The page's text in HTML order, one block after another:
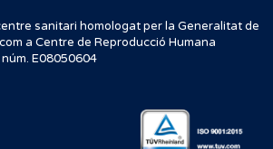
sanitari homologat per la Generalitat de
a Centre de Reproducció Humana
E08050604